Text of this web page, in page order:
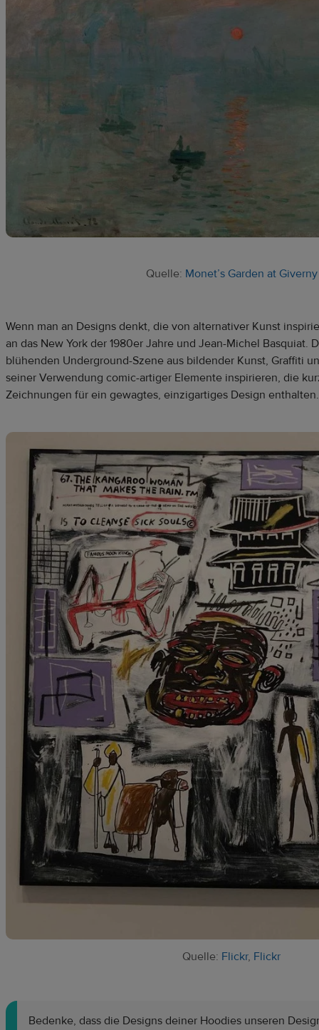
Quelle: Monet’s Garden at Giverny
Wenn man an Designs denkt, die von alternativer Kunst
an das New York der 1980er Jahre und Jean-Michel Basquiat.
blühenden Underground-Szene aus bildender Kunst, Graffiti
seiner Verwendung comic-artiger Elemente inspirieren, die
Zeichnungen für ein gewagtes, einzigartiges Design enthalten.
Quelle: Flickr, Flickr
Bedenke, dass die Designs deiner Hoodies unseren